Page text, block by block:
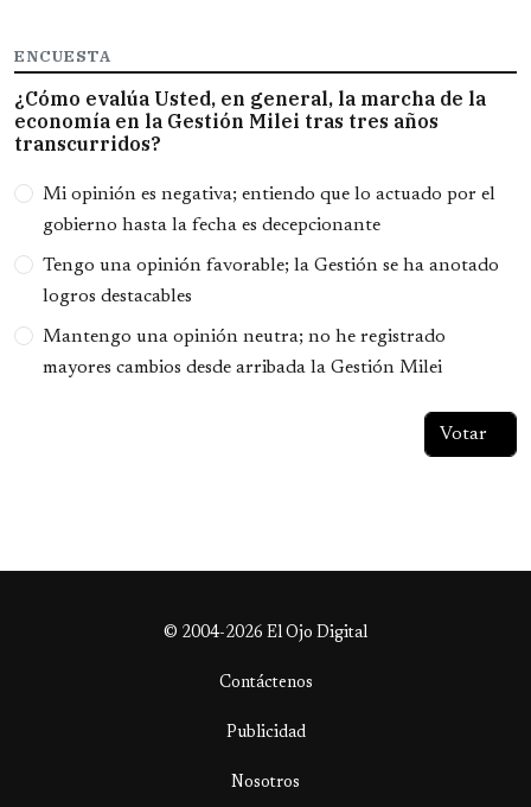
ENCUESTA
¿Cómo evalúa Usted, en general, la marcha de la
economía en la Gestión Milei tras tres años
transcurridos?
Opciones
Mi opinión es negativa; entiendo que lo actuado por el
gobierno hasta la fecha es decepcionante
Tengo una opinión favorable; la Gestión se ha anotado
logros destacables
Mantengo una opinión neutra; no he registrado
mayores cambios desde arribada la Gestión Milei
© 2004-2026 El Ojo Digital
Contáctenos
Publicidad
Nosotros